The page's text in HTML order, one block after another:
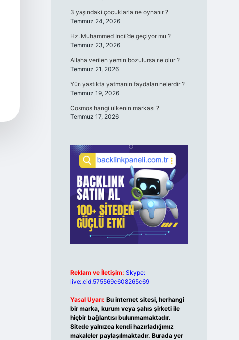
3 yaşındaki çocuklarla ne oynanır ?
Temmuz 24, 2026
Hz. Muhammed İncil’de geçiyor mu ?
Temmuz 23, 2026
Allaha verilen yemin bozulursa ne olur ?
Temmuz 21, 2026
Yün yastıkta yatmanın faydaları nelerdir ?
Temmuz 19, 2026
Cosmos hangi ülkenin markası ?
Temmuz 17, 2026
Reklam ve İletişim: Skype:
live:.cid.575569c608265c69
Yasal Uyarı: Bu internet sitesi, herhangi
bir marka, kurum veya şahıs şirketi ile
hiçbir bağlantısı bulunmamaktadır.
Sitede yalnızca kendi hazırladığımız
makaleler paylaşılmaktadır. Burada yer